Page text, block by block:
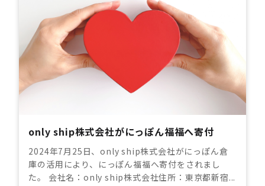
only ship株式会社がにっぽん福福へ寄付
2024年7月25日、only ship株式会社がにっぽん倉
庫の活用により、にっぽん福福へ寄付をされまし
た。 会社名：only ship株式会社住所：東京都新宿...